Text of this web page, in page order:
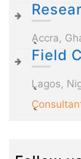
Accra,
Field
Lagos,